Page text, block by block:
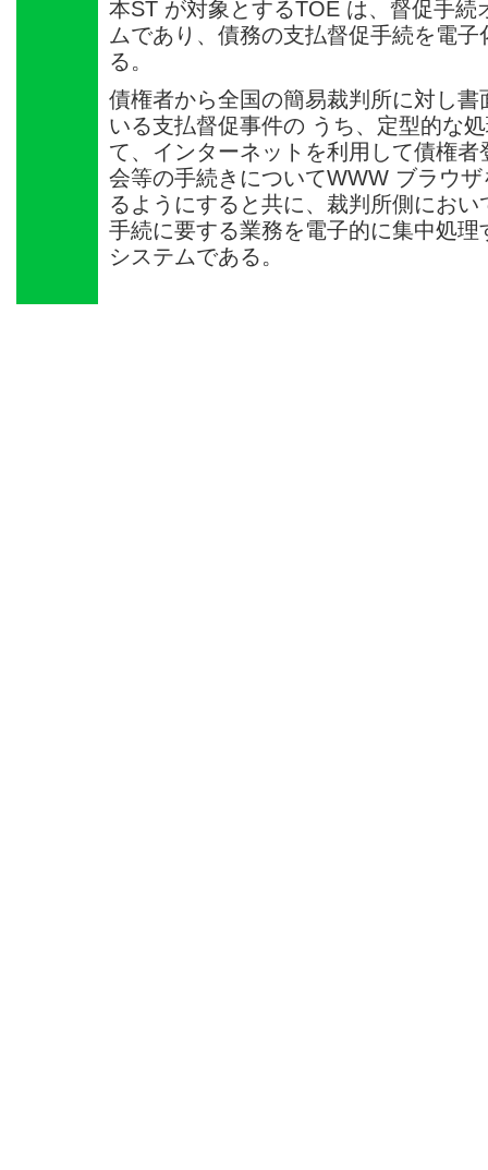
本ST が対象とするTOE は、督促手続
ムであり、債務の支払督促手続を電
る。
債権者から全国の簡易裁判所に対し
いる支払督促事件の うち、定型的な
て、インターネットを利用して債権
会等の手続きについてWWW ブラウ
るようにすると共に、裁判所側にお
手続に要する業務を電子的に集中処
システムである。